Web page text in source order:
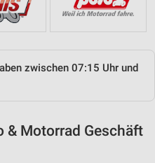
zwischen 07:15 Uhr und
& Motorrad Geschäft